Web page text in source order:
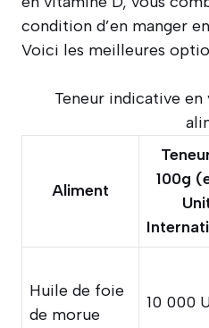
condition d’en manger
Voici les meilleures
Teneur indicative
Aliment
100g
Huile de foie
de morue
10 000